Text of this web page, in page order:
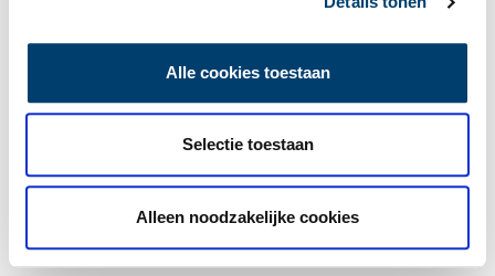
Alle cookies toestaan
Selectie toestaan
Alleen noodzakelijke cookies